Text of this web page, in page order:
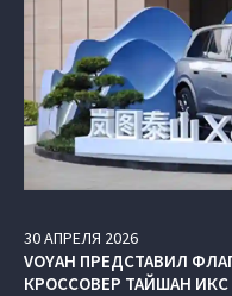
30АПРЕЛЯ 2026
VOYAH ПРЕДСТАВИЛ
КРОССОВЕР ТАЙШАН ИКС